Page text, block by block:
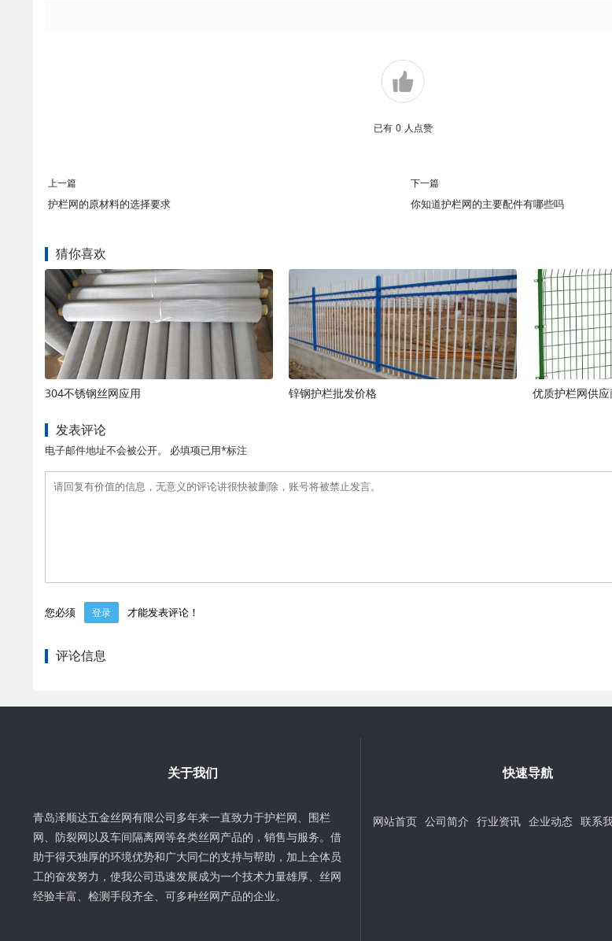
已有 0 人点赞
上一篇
护栏网的原材料的选择要求
下一篇
你知道护栏网的主要配件有哪些吗
猜你喜欢
304不锈钢丝网应用 锌钢护栏批发价格 优质护栏网供
发表评论
电子邮件地址不会被公开。 必填项已用*标注
您必须 登录 才能发表评论！
评论信息
关于我们
青岛泽顺达五金丝网有限公司多年来一直致力于护栏网、围栏
网、防裂网以及车间隔离网等各类丝网产品的，销售与服务。借
助于得天独厚的环境优势和广大同仁的支持与帮助，加上全体员
工的奋发努力，使我公司迅速发展成为一个技术力量雄厚、丝网
经验丰富、检测手段齐全、可多种丝网产品的企业。
快速导航
网站首页 公司简介 行业资讯 企业动态 联系